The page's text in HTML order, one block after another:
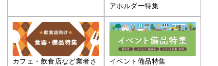
アホルダー特集
カフェ・飲食店など業者さ
イベント備品特集